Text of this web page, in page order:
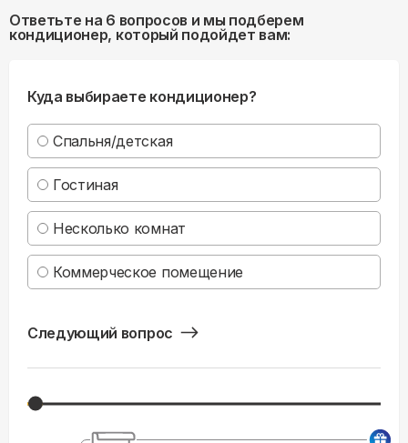
Ответьте на 6 вопросов и мы подберем
кондиционер, который подойдет вам:
Куда выбираете кондиционер?
Спальня/детская
Гостиная
Несколько комнат
Коммерческое помещение
Следующий вопрос